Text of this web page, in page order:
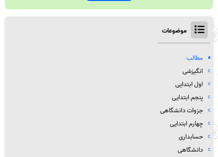
موضوعات
مطالب
انگیزشی
اول ابتدایی
پنجم ابتدایی
جزوات دانشگاهی
چهارم ابتدایی
حسابداری
دانشگاهی